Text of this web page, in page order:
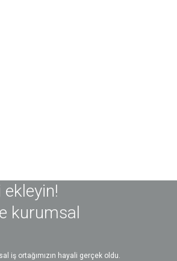
ekleyin!
kurumsal
iş ortağımızın hayali gerçek oldu.